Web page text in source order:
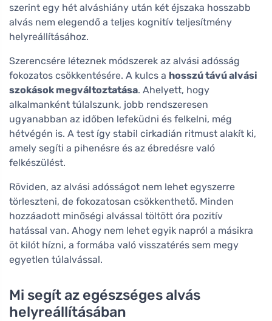
szerint egy hét alváshiány után két éjszaka hosszabb
alvás nem elegendő a teljes kognitív teljesítmény
helyreállításához.
Szerencsére léteznek módszerek az alvási adósság
fokozatos csökkentésére. A kulcs a hosszú távú alvási
szokások megváltoztatása. Ahelyett, hogy
alkalmanként túlalszunk, jobb rendszeresen
ugyanabban az időben lefeküdni és felkelni, még
hétvégén is. A test így stabil cirkadián ritmust alakít ki,
amely segíti a pihenésre és az ébredésre való
felkészülést.
Röviden, az alvási adósságot nem lehet egyszerre
törleszteni, de fokozatosan csökkenthető. Minden
hozzáadott minőségi alvással töltött óra pozitív
hatással van. Ahogy nem lehet egyik napról a másikra
öt kilót hízni, a formába való visszatérés sem megy
egyetlen túlalvással.
Mi segít az egészséges alvás
helyreállításában